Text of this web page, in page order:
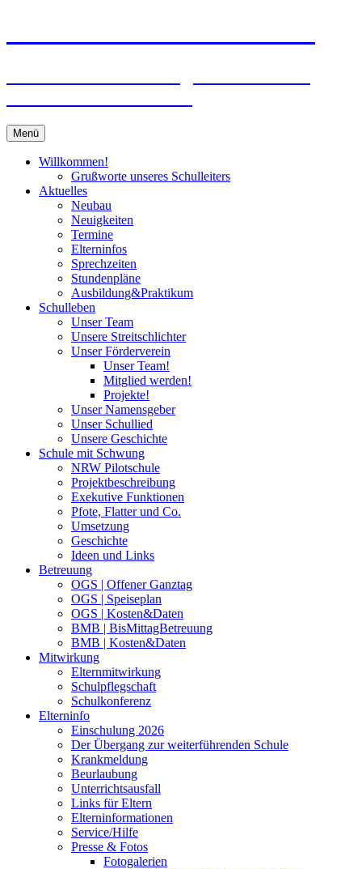
Menü
Willkommen!
Grußworte unseres Schulleiters
Aktuelles
Neubau
Neuigkeiten
Termine
Elterninfos
Sprechzeiten
Stundenpläne
Ausbildung&Praktikum
Schulleben
Unser Team
Unsere Streitschlichter
Unser Förderverein
Unser Team!
Mitglied werden!
Projekte!
Unser Namensgeber
Unser Schullied
Unsere Geschichte
Schule mit Schwung
NRW Pilotschule
Projektbeschreibung
Exekutive Funktionen
Pfote, Flatter und Co.
Umsetzung
Geschichte
Ideen und Links
Betreuung
OGS | Offener Ganztag
OGS | Speiseplan
OGS | Kosten&Daten
BMB | BisMittagBetreuung
BMB | Kosten&Daten
Mitwirkung
Elternmitwirkung
Schulpflegschaft
Schulkonferenz
Elterninfo
Einschulung 2026
Der Übergang zur weiterführenden Schule
Krankmeldung
Beurlaubung
Unterrichtsausfall
Links für Eltern
Elterninformationen
Service/Hilfe
Presse & Fotos
Fotogalerien